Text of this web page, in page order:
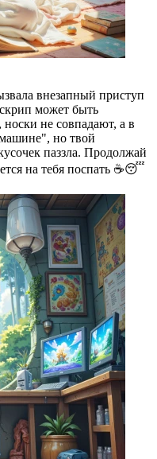
внезапный приступ
может быть
носки не совпадают, а в
но твой
паззла. Продолжай
на тебя поспать ☕😴